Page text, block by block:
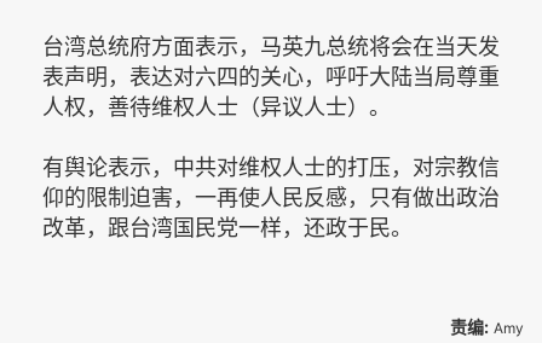
台湾总统府方面表示，马英九总统将会在当天发
表声明，表达对六四的关心，呼吁大陆当局尊重
人权，善待维权人士（异议人士）。
有舆论表示，中共对维权人士的打压，对宗教信
仰的限制迫害，一再使人民反感，只有做出政治
改革，跟台湾国民党一样，还政于民。
责编: Amy